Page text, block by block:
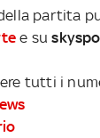
partita
e su
tutti i